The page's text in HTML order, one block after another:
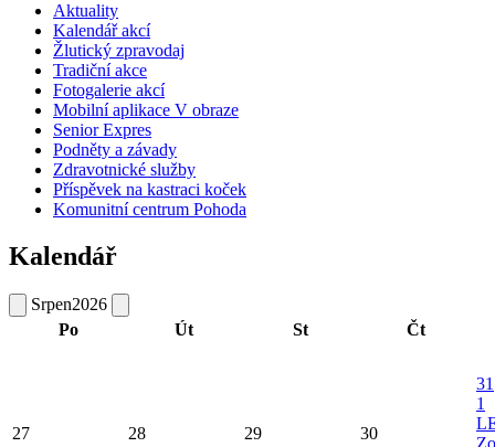
Aktuality
Kalendář akcí
Žlutický zpravodaj
Tradiční akce
Fotogalerie akcí
Mobilní aplikace V obraze
Senior Expres
Podněty a závady
Zdravotnické služby
Příspěvek na kastraci koček
Komunitní centrum Pohoda
Kalendář
Srpen2026
Po
Út St Čt
27 28 29 30
31
1